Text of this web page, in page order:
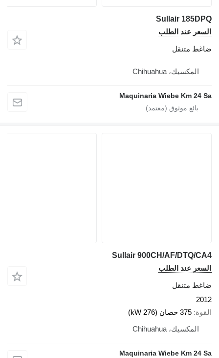
Sullair
عند الطلب
متنقل
المكسيك، Chihuahua
Maquinaria Wiebe Km 24
Sullair 900CH/AF/DTQ/
عند الطلب
متنقل
375 حصان (276 kW)
المكسيك، Chihuahua
Maquinaria Wiebe Km 24